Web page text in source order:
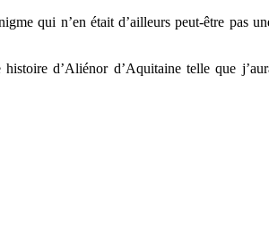
qui n’en était d’ailleurs peut-être pas
d’Aliénor d’Aquitaine telle que